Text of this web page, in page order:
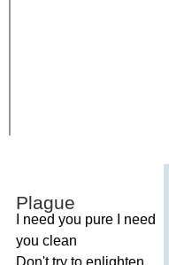
Plague
need you pure
need
you clean
Don't try to enlighten